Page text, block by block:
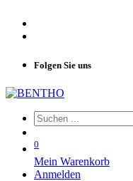
Folgen Sie uns
0
Mein Warenkorb
Anmelden